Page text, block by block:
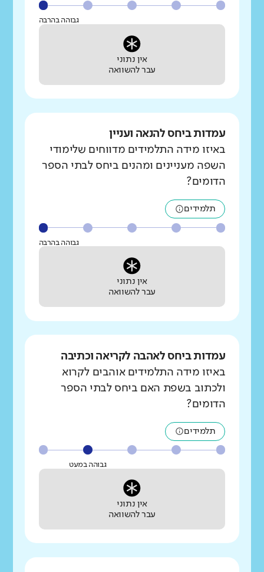
גבוהה בהרבה
אין נתוני
עבר להשוואה
עמדות ביחס להנאה ועניין
באיזו מידה התלמידים מדווחים שלימודי
השפה מעניינים ומהנים ביחס לבתי הספר
הדומים?
תלמידים
גבוהה בהרבה
אין נתוני
עבר להשוואה
עמדות ביחס לאהבה לקריאה וכתיבה
באיזו מידה התלמידים אוהבים לקרוא
ולכתוב בשפת האם ביחס לבתי הספר
הדומים?
תלמידים
גבוהה במעט
אין נתוני
עבר להשוואה